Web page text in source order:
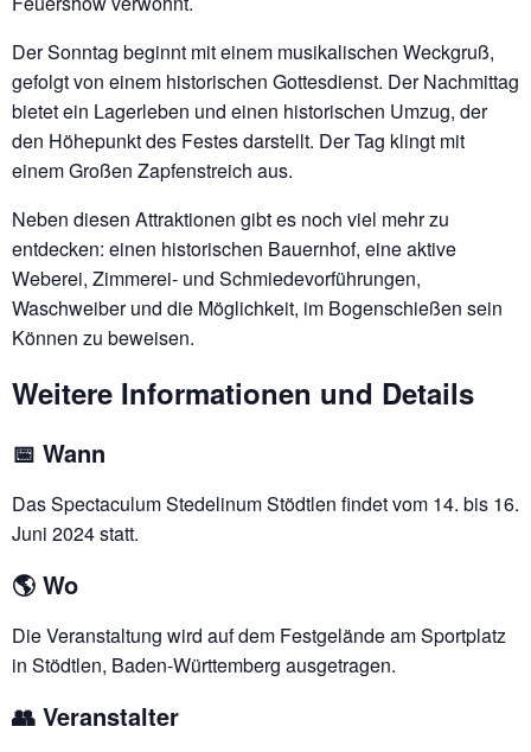
Der Sonntag beginnt mit einem musikalischen Weckgruß,
gefolgt von einem historischen Gottesdienst. Der Nachmittag
bietet ein Lagerleben und einen historischen Umzug, der
den Höhepunkt des Festes darstellt. Der Tag klingt mit
einem Großen Zapfenstreich aus.
Neben diesen Attraktionen gibt es noch viel mehr zu
entdecken: einen historischen Bauernhof, eine aktive
Weberei, Zimmerei- und Schmiedevorführungen,
Waschweiber und die Möglichkeit, im Bogenschießen sein
Können zu beweisen.
Weitere Informationen und Details
📅 Wann
Das Spectaculum Stedelinum Stödtlen findet vom 14. bis 16.
Juni 2024 statt.
🌎 Wo
Die Veranstaltung wird auf dem Festgelände am Sportplatz
in Stödtlen, Baden-Württemberg ausgetragen.
👥 Veranstalter